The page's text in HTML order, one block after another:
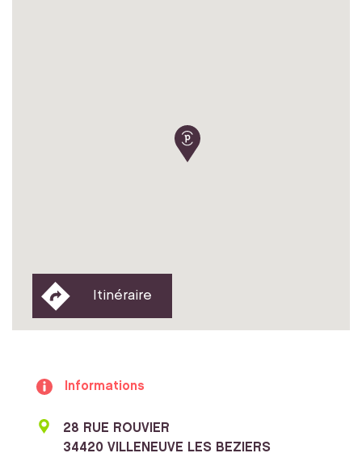
Itinéraire
Informations
28 RUE ROUVIER
34420 VILLENEUVE LES BEZIERS